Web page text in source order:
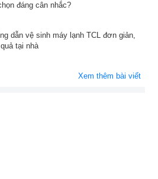
đáng cân nhắc?
dẫn vệ sinh máy lạnh TCL đơn giản,
tại nhà
Xem thêm bài viết